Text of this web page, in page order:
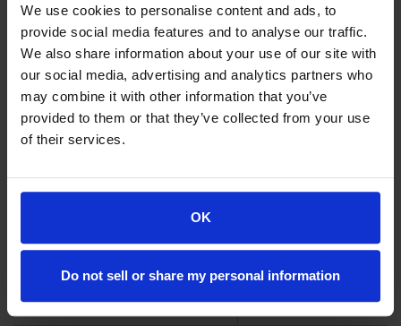
We use cookies to personalise content and ads, to
provide social media features and to analyse our traffic.
We also share information about your use of our site with
our social media, advertising and analytics partners who
may combine it with other information that you’ve
provided to them or that they’ve collected from your use
of their services.
OK
Do not sell or share my personal information
Gescannte Seiten
Nachverfolgung von Wettbewerbern
Keyword-Tracking und Optimierung
Kompatibilität mit dem Website Builder
Monatlicher Fortschrittsbericht
Bis zu 50
Bis zu 2
Bis zu 3
Funktioniert mit allen Website Buildern